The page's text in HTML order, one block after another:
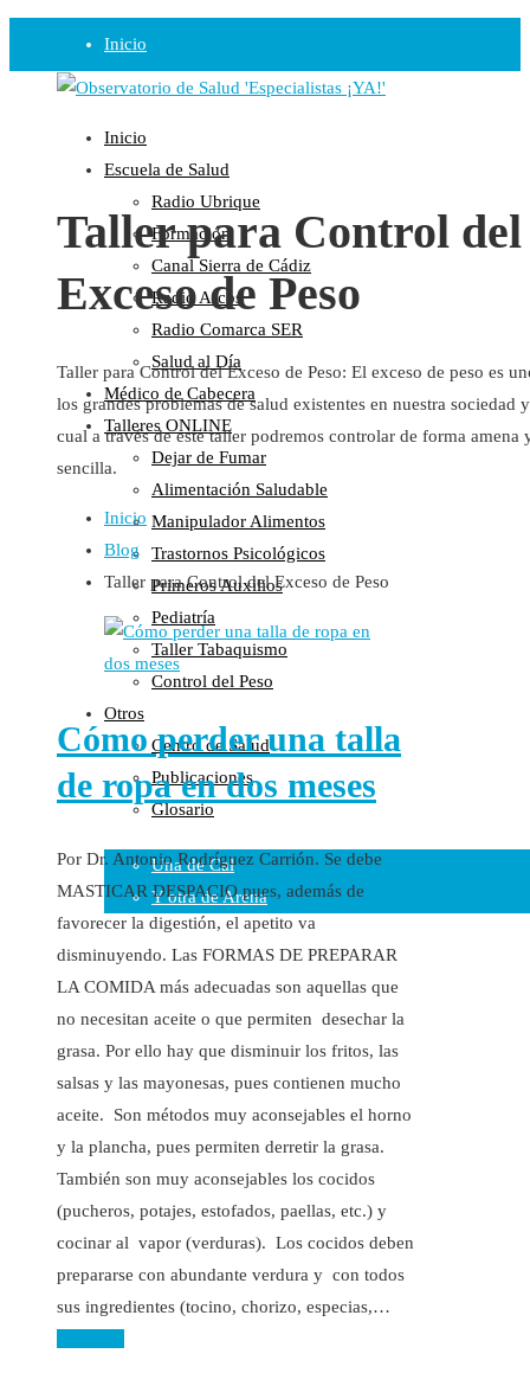
Inicio
Observatorio
Opinión
Radio
Guadalinfo Salud
Radio Guadalete
COPE Pontevedra
Salud en Radio Ubrique
Salud en Verano
Plataforma
Manifiestos
Comunicados
En nuestra Web
Colaboraciones
Cartas al Director
Medios de Comunicación
Otros
Vídeos
Cara Oscura Sanidad
Humor
Cal y Arena
Una de Cal
Y otra de Arena
Enlaces
Newsletter
Inicio
Escuela de Salud
Radio Ubrique
Formación
Canal Sierra de Cádiz
Radio Arcos
Radio Comarca SER
Salud al Día
Médico de Cabecera
Talleres ONLINE
Dejar de Fumar
Alimentación Saludable
Manipulador Alimentos
Trastornos Psicológicos
Primeros Auxilios
Pediatría
Taller Tabaquismo
Control del Peso
Otros
Centro de Salud
Publicaciones
Glosario
Taller para Control del
Exceso de Peso
Taller para Control del Exceso de Peso: El exceso de peso es
los grandes problemas de salud existentes en nuestra sociedad
cual a través de este taller podremos controlar de forma amena
sencilla.
Inicio
Blog
Taller para Control del Exceso de Peso
Cómo perder una talla
de ropa en dos meses
Por Dr. Antonio Rodríguez Carrión. Se debe
MASTICAR DESPACIO pues, además de
favorecer la digestión, el apetito va
disminuyendo. Las FORMAS DE PREPARAR
LA COMIDA más adecuadas son aquellas que
no necesitan aceite o que permiten desechar la
grasa. Por ello hay que disminuir los fritos, las
salsas y las mayonesas, pues contienen mucho
aceite. Son métodos muy aconsejables el horno
y la plancha, pues permiten derretir la grasa.
También son muy aconsejables los cocidos
(pucheros, potajes, estofados, paellas, etc.) y
cocinar al vapor (verduras). Los cocidos deben
prepararse con abundante verdura y con todos
sus ingredientes (tocino, chorizo, especias,…